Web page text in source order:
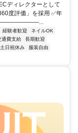
ディレクターとして
度評価」を採用 ✅年
経験者歓迎
ネイルOK
通費支給
長期歓迎
土日祝休み
服装自由